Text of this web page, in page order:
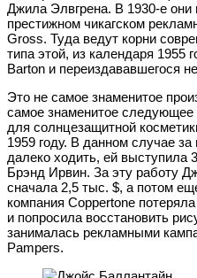
Джила Элвгрена. В 1930-е
престижном чикагском
Gross. Туда ведут корни
типа этой, из календаря 1955
Barton и переиздававшегося
Это не самое знаменитое
самое знаменитое
для солнцезащитной
1959 году. В данном случае
далеко ходить, ей
Брэнд Ирвин. За эту работу
сначала 2,5 тыс. $, а потом
компания Coppertone
и попросила восстановить
занималась рекламными
Pampers.